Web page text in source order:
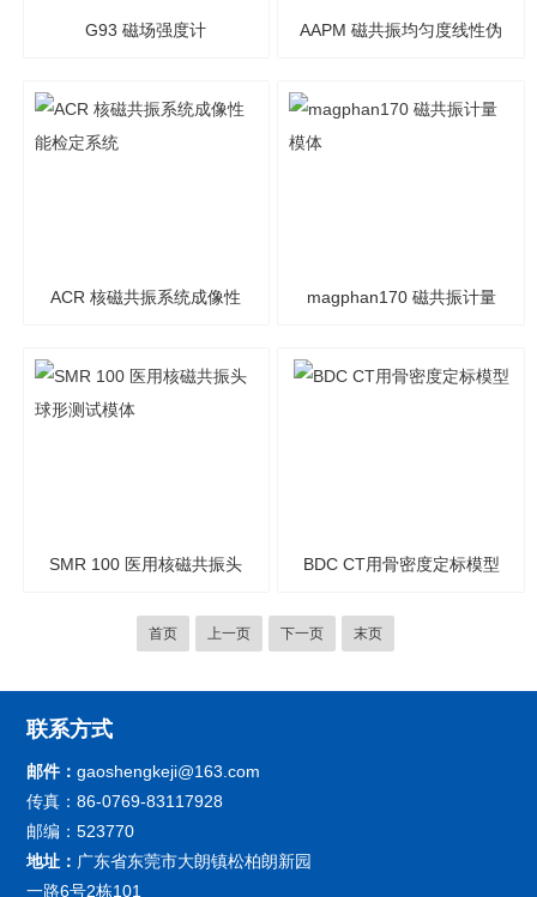
G93 磁场强度计 AAPM 磁共振均匀度线性伪
ACR 核磁共振系统成像性 magphan170 磁共振计量
SMR 100 医用核磁共振头
球形测试模体
BDC CT用骨密度定标模型
首页 上一页 下一页 末页
联系方式
邮件：gaoshengkeji@163.com
传真：86-0769-83117928
邮编：523770
地址： 广东省东莞市大朗镇松柏朗新园
一路6号2栋101